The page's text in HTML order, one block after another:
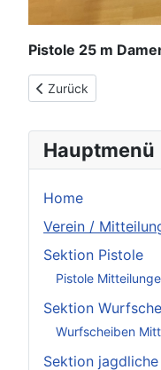
Hauptmenü
Home
Verein /
Sektion Pistole
Pistole
Sektion
Wurfscheiben
Sektion jagdliche
Pistole 25 m
Vorheriger Beitrag:
Zurück